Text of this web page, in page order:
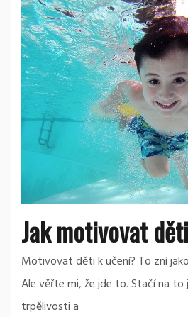
Jak motivovat
Motivovat děti k učení? To zní
Ale věřte mi, že jde to. Stačí na
trpělivosti a